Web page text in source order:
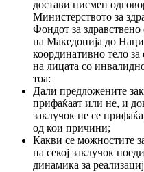
достави писмен
Министерството за
Фондот за
на Македонија до
координативно тело за
на лицата со
тоа:
Дали предложените
прифаќаат или не, и
заклучок не се прифаќа
од кои причини;
Какви се можностите
на секој заклучок
динамика за